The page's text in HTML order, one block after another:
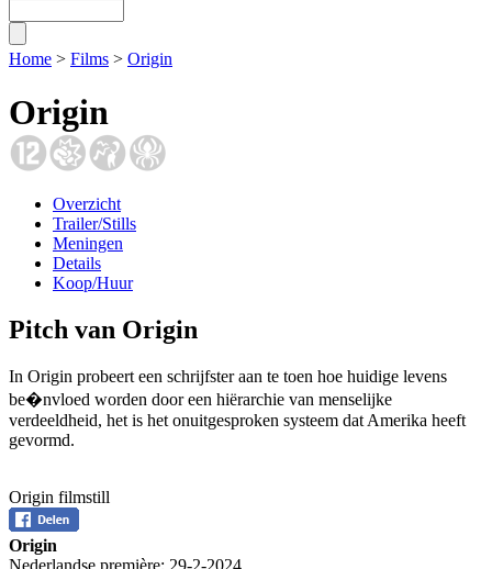
Home > Films > Origin
Origin
Overzicht
Trailer/Stills
Meningen
Details
Koop/Huur
Pitch van Origin
In Origin probeert een schrijfster aan te toen hoe huidige levens
be�nvloed worden door een hiërarchie van menselijke
verdeeldheid, het is het onuitgesproken systeem dat Amerika heeft
gevormd.
Origin filmstill
Origin